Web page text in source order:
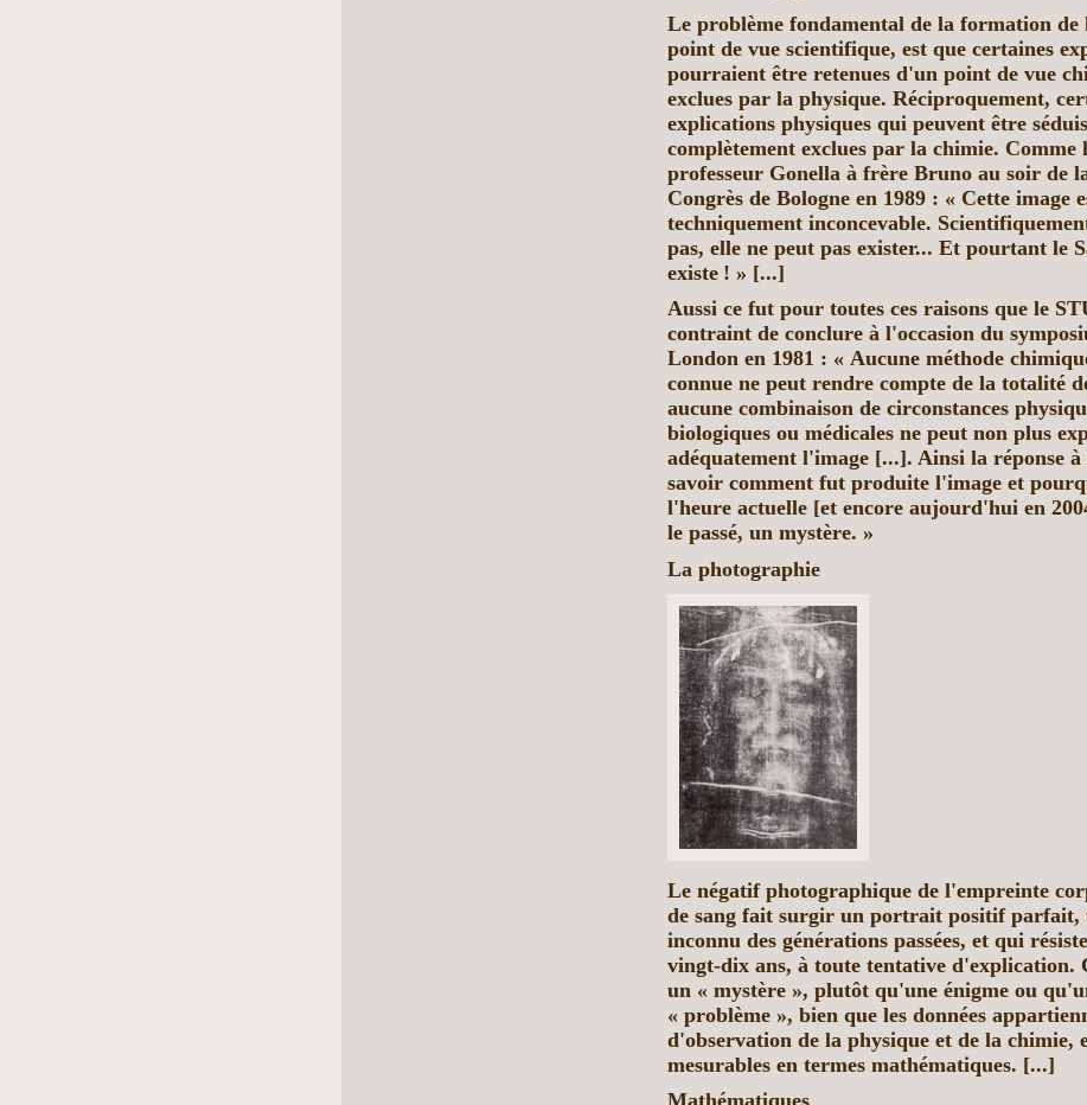
Le problème fondamental de la formation
point de vue scientifique, est que certaines
pourraient être retenues d'un point de vue
exclues par la physique. Réciproquement,
explications physiques qui peuvent être
complètement exclues par la chimie. Comme
professeur Gonella à frère Bruno au soir de
Congrès de Bologne en 1989 : « Cette image
techniquement inconcevable.
pas, elle ne peut pas exister... Et pourtant le
existe ! » [...]
Aussi ce fut pour toutes ces raisons que le
contraint de conclure à l'occasion du
London en 1981 : « Aucune méthode
connue ne peut rendre compte de la totalité
aucune combinaison de circonstances
biologiques ou médicales ne peut non plus
adéquatement l'image [...]. Ainsi la réponse à
savoir comment fut produite l'image et
l'heure actuelle [et encore aujourd'hui en
le passé, un mystère. »
La photographie
Le négatif photographique de l'empreinte
de sang fait surgir un portrait positif parfait,
inconnu des générations passées, et qui
vingt-dix ans, à toute tentative d'explication.
un « mystère », plutôt qu'une énigme ou
« problème », bien que les données
d'observation de la physique et de la chimie,
mesurables en termes mathématiques. [...]